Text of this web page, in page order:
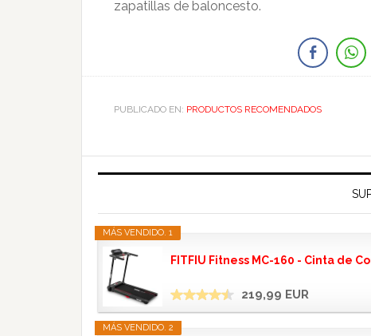
zapatillas de baloncesto.
PUBLICADO EN: PRODUCTOS RECOMENDADOS
MÁS VENDIDO. 1
FITFIU Fitness MC-160 - Cinta de
219,99 EUR
MÁS VENDIDO. 2